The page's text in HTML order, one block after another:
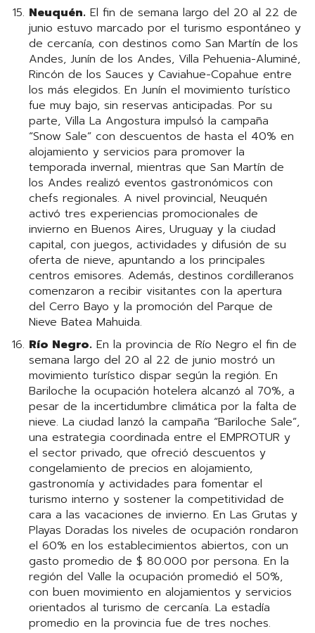
Neuquén. El fin de semana largo del 20 al 22 de
junio estuvo marcado por el turismo espontáneo y
de cercanía, con destinos como San Martín de los
Andes, Junín de los Andes, Villa Pehuenia-Aluminé,
Rincón de los Sauces y Caviahue-Copahue entre
los más elegidos. En Junín el movimiento turístico
fue muy bajo, sin reservas anticipadas. Por su
parte, Villa La Angostura impulsó la campaña
“Snow Sale” con descuentos de hasta el 40% en
alojamiento y servicios para promover la
temporada invernal, mientras que San Martín de
los Andes realizó eventos gastronómicos con
chefs regionales. A nivel provincial, Neuquén
activó tres experiencias promocionales de
invierno en Buenos Aires, Uruguay y la ciudad
capital, con juegos, actividades y difusión de su
oferta de nieve, apuntando a los principales
centros emisores. Además, destinos cordilleranos
comenzaron a recibir visitantes con la apertura
del Cerro Bayo y la promoción del Parque de
Nieve Batea Mahuida.
Río Negro. En la provincia de Río Negro el fin de
semana largo del 20 al 22 de junio mostró un
movimiento turístico dispar según la región. En
Bariloche la ocupación hotelera alcanzó al 70%, a
pesar de la incertidumbre climática por la falta de
nieve. La ciudad lanzó la campaña “Bariloche Sale”,
una estrategia coordinada entre el EMPROTUR y
el sector privado, que ofreció descuentos y
congelamiento de precios en alojamiento,
gastronomía y actividades para fomentar el
turismo interno y sostener la competitividad de
cara a las vacaciones de invierno. En Las Grutas y
Playas Doradas los niveles de ocupación rondaron
el 60% en los establecimientos abiertos, con un
gasto promedio de $ 80.000 por persona. En la
región del Valle la ocupación promedió el 50%,
con buen movimiento en alojamientos y servicios
orientados al turismo de cercanía. La estadía
promedio en la provincia fue de tres noches.